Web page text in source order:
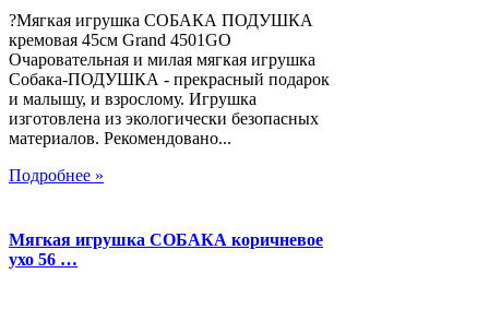
?Мягкая игрушка СОБАКА ПОДУШКА
кремовая 45см Grand 4501GO
Очаровательная и милая мягкая игрушка
Собака-ПОДУШКА - прекрасный подарок
и малышу, и взрослому. Игрушка
изготовлена из экологически безопасных
материалов. Рекомендовано...
Подробнее »
Мягкая игрушка СОБАКА коричневое
ухо 56 …